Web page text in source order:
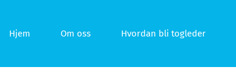
Hjem Om oss Hvordan bli togleder